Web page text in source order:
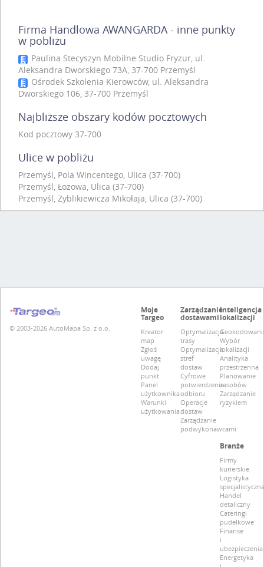
Firma Handlowa AWANGARDA - inne punkty
w pobliżu
Paulina Stecyszyn Mobilne Studio Fryzur, ul.
Aleksandra Dworskiego 73A, 37-700 Przemyśl
Ośrodek Szkolenia Kierowców, ul. Aleksandra
Dworskiego 106, 37-700 Przemyśl
Najbliższe obszary kodów pocztowych
Kod pocztowy 37-700
Ulice w pobliżu
Przemyśl, Pola Wincentego, Ulica (37-700)
Przemyśl, Łozowa, Ulica (37-700)
Przemyśl, Zyblikiewicza Mikołaja, Ulica (37-700)
© 2003-2026 AutoMapa Sp. z o.o.
Moje
Targeo
Kreator
map
Zgłoś
uwagę
Dodaj
punkt
Panel
użytkownika
Warunki
użytkowania
Zarządzanie
dostawami
Optymalizacja
trasy
Optymalizacja
stref
dostaw
Cyfrowe
potwierdzenie
odbioru
Operacje
dostaw
Zarządzanie
podwykonawcami
Inteligencja
lokalizacji
Wybór
lokalizacji
Analityka
przestrzenna
Planowanie
zasobów
Zarządzanie
ryzykiem
Branże
Firmy
kurierskie
Logistyka
specjalistyczna
Handel
detaliczny
Cateringi
pudełkowe
Finanse
i
ubezpieczenia
Energetyka